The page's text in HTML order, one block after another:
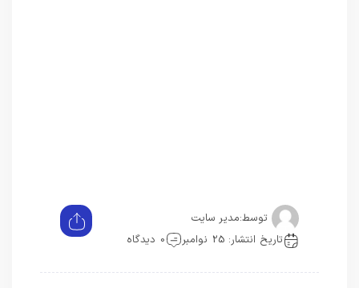
توسط:مدیر سایت
تاریخ انتشار: 25 نوامبر
0 دیدگاه